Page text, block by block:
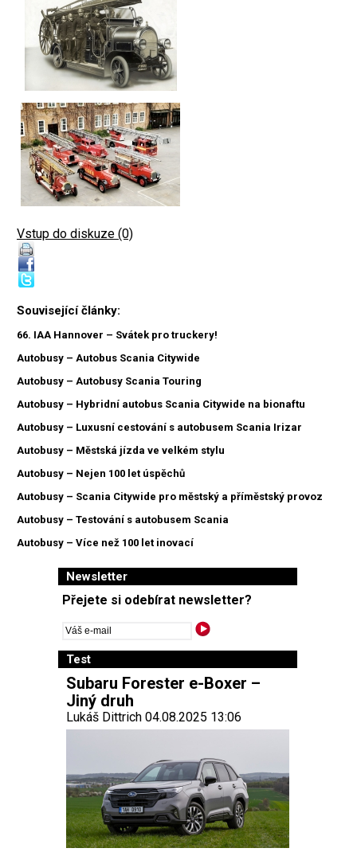
Vstup do diskuze (0)
Související články:
66. IAA Hannover – Svátek pro truckery!
Autobusy – Autobus Scania Citywide
Autobusy – Autobusy Scania Touring
Autobusy – Hybridní autobus Scania Citywide na bionaftu
Autobusy – Luxusní cestování s autobusem Scania Irizar
Autobusy – Městská jízda ve velkém stylu
Autobusy – Nejen 100 let úspěchů
Autobusy – Scania Citywide pro městský a příměstský provoz
Autobusy – Testování s autobusem Scania
Autobusy – Více než 100 let inovací
Newsletter
Přejete si odebírat newsletter?
Test
Subaru Forester e-Boxer –
Jiný druh
Lukáš Dittrich 04.08.2025 13:06